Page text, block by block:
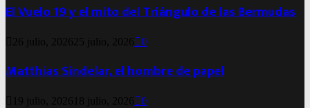
El Vuelo 19 y el mito del Triángulo de las Bermudas
26 julio, 2026 25 julio, 2026 0
Matthias Sindelar, el hombre de papel
19 julio, 2026 18 julio, 2026 0